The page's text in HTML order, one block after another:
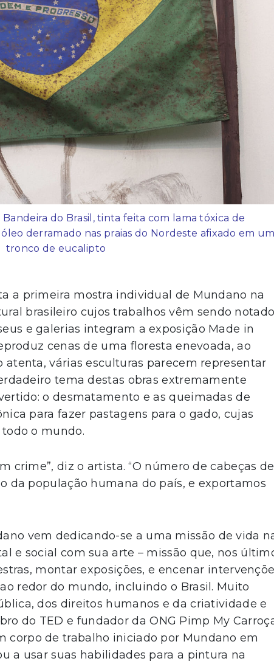
do Brasil, tinta feita com lama tóxica de
derramado nas praias do Nordeste afixado em um
tronco de eucalipto
a primeira mostra individual de Mundano na
brasileiro cujos trabalhos vêm sendo
e galerias integram a exposição Made in
cenas de uma floresta enevoada, ao
atenta, várias esculturas parecem representar
tema destas obras extremamente
o desmatamento e as queimadas de
para fazer pastagens para o gado, cujas
o mundo.
crime”, diz o artista. “O número de cabeças de
da população humana do país, e exportamos
vem dedicando-se a uma missão de vida
e social com sua arte – missão que, nos
montar exposições, e encenar
redor do mundo, incluindo o Brasil. Muito
dos direitos humanos e da criatividade e
do TED e fundador da ONG Pimp My
corpo de trabalho iniciado por Mundano em
a usar suas habilidades para a pintura na